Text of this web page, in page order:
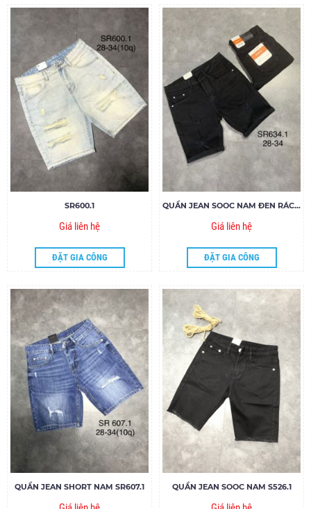
SR600.1
Giá liên hệ
ĐẶT GIA CÔNG
QUẦN JEAN SOOC NAM ĐEN RÁCH SR634.1
Giá liên hệ
ĐẶT GIA CÔNG
QUẦN JEAN SHORT NAM SR607.1 QUẦN JEAN SOOC NAM S526.1